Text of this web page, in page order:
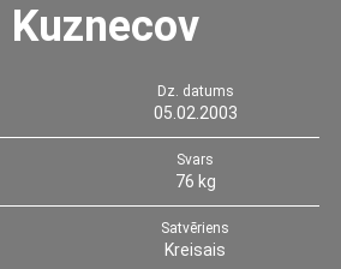
Kuznecov
Dz. datums
05.02.2003
Svars
76 kg
Satvēriens
Kreisais